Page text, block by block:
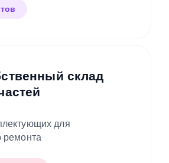
склад
для
ремонта